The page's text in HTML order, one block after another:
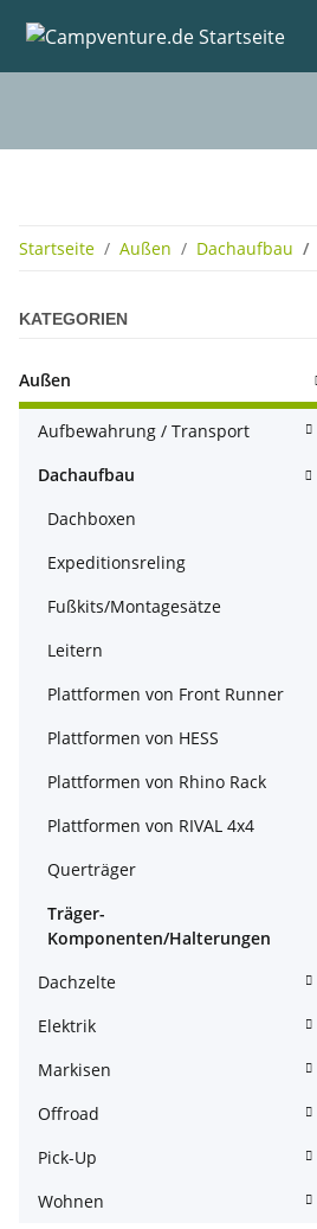
Startseite Außen Dachaufbau
KATEGORIEN
Außen
Aufbewahrung / Transport
Dachaufbau
Dachboxen
Expeditionsreling
Fußkits/Montagesätze
Leitern
Plattformen von Front Runner
Plattformen von HESS
Plattformen von Rhino Rack
Plattformen von RIVAL 4x4
Querträger
Träger-
Komponenten/Halterungen
Dachzelte
Elektrik
Markisen
Offroad
Pick-Up
Wohnen